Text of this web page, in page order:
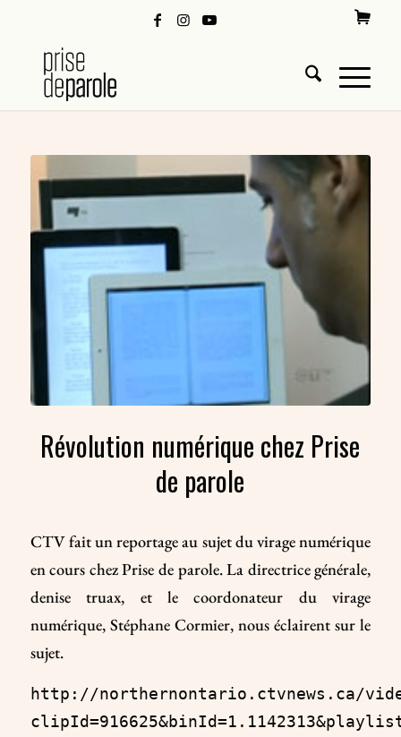
Révolution numérique chez Prise
de parole
CTV fait un reportage au sujet du virage numérique
en cours chez Prise de parole. La directrice générale,
denise truax, et le coordonateur du virage
numérique, Stéphane Cormier, nous éclairent sur le
sujet.
http://northernontario.ctvnews.ca/